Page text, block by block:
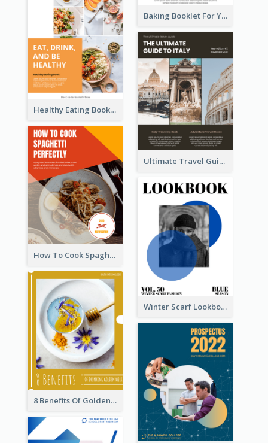
Baking Booklet For Young Chefs
Healthy Eating Booklet
Ultimate Travel Guide To Italy Booklet
How To Cook Spaghetti Booklet
Winter Scarf Lookbook
8 Benefits Of Golden Milk Booklet